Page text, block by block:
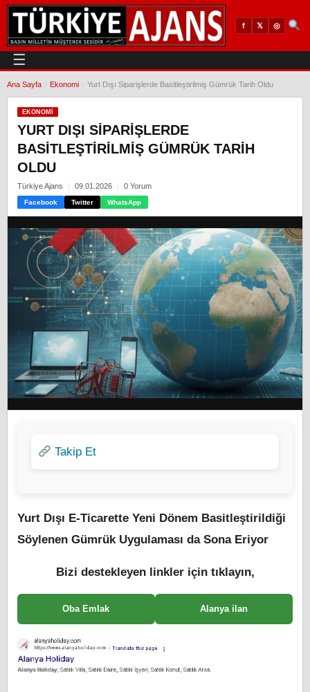
f 𝕏 ◎
☰
Ana Sayfa Ekonomi Yurt Dışı Siparişlerde Basitleştirilmiş Gümrük Tarih Oldu
EKONOMI
YURT DIŞI SIPARIŞLERDE
BASITLEŞTIRILMIŞ GÜMRÜK TARIH
OLDU
Türkiye Ajans 09.01.2026 0 Yorum
Facebook Twitter WhatsApp
Takip Et
Yurt Dışı E-Ticarette Yeni Dönem Basitleştirildiği
Söylenen Gümrük Uygulaması da Sona Eriyor
Bizi destekleyen linkler için tıklayın,
Oba Emlak Alanya ilan